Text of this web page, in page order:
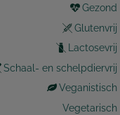
Gezond
Glutenvrij
Lactosevrij
Schaal- en schelpdiervrij
Veganistisch
Vegetarisch